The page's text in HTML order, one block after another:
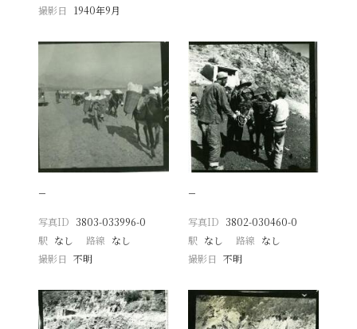
撮影日
1940年9月
−
写真ID 3803-033996-0
駅 なし 路線 なし
撮影日
不明
−
写真ID 3802-030460-0
駅 なし 路線 なし
撮影日 不明